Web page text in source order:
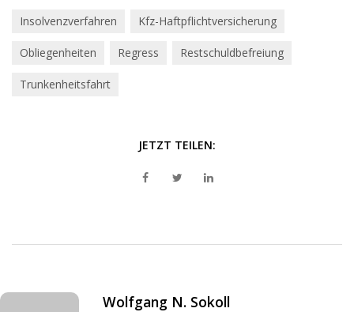
Insolvenzverfahren Kfz-Haftpflichtversicherung
Obliegenheiten Regress Restschuldbefreiung
Trunkenheitsfahrt
JETZT TEILEN:
Wolfgang N. Sokoll